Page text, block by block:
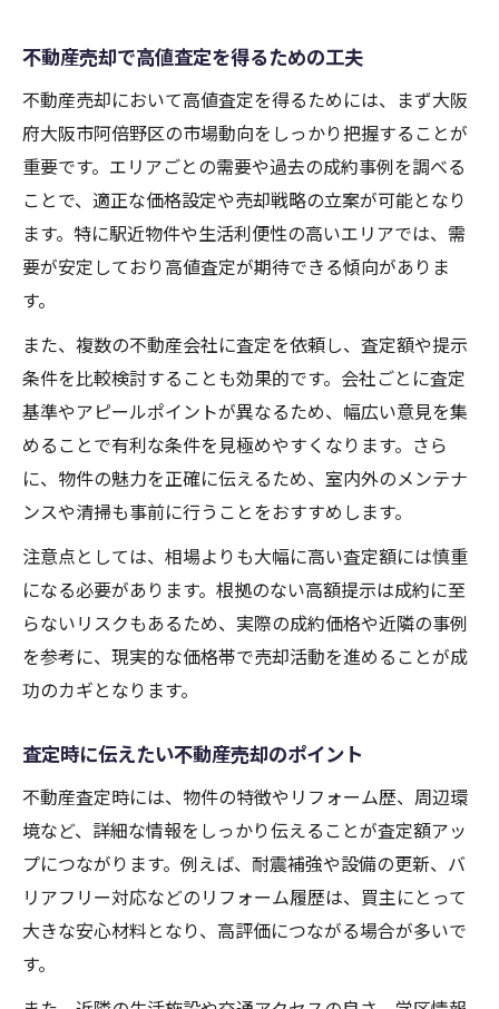
不動産売却で高値査定を得るための工夫
不動産売却において高値査定を得るためには、まず大阪
府大阪市阿倍野区の市場動向をしっかり把握することが
重要です。エリアごとの需要や過去の成約事例を調べる
ことで、適正な価格設定や売却戦略の立案が可能となり
ます。特に駅近物件や生活利便性の高いエリアでは、需
要が安定しており高値査定が期待できる傾向がありま
す。
また、複数の不動産会社に査定を依頼し、査定額や提示
条件を比較検討することも効果的です。会社ごとに査定
基準やアピールポイントが異なるため、幅広い意見を集
めることで有利な条件を見極めやすくなります。さら
に、物件の魅力を正確に伝えるため、室内外のメンテナ
ンスや清掃も事前に行うことをおすすめします。
注意点としては、相場よりも大幅に高い査定額には慎重
になる必要があります。根拠のない高額提示は成約に至
らないリスクもあるため、実際の成約価格や近隣の事例
を参考に、現実的な価格帯で売却活動を進めることが成
功のカギとなります。
査定時に伝えたい不動産売却のポイント
不動産査定時には、物件の特徴やリフォーム歴、周辺環
境など、詳細な情報をしっかり伝えることが査定額アッ
プにつながります。例えば、耐震補強や設備の更新、バ
リアフリー対応などのリフォーム履歴は、買主にとって
大きな安心材料となり、高評価につながる場合が多いで
す。